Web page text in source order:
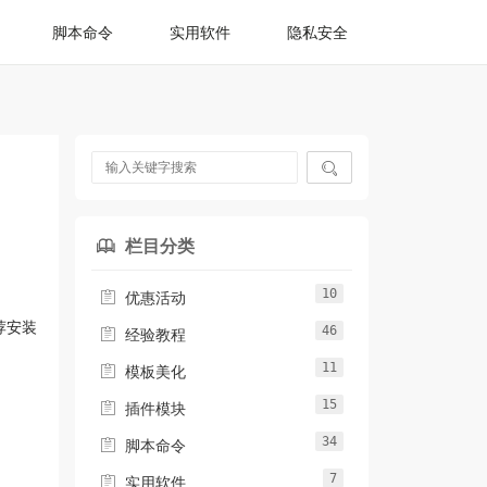
脚本命令 实用软件 隐私安全
安装

 栏目分类
 优惠活动 10
 经验教程 46
 模板美化 11
 插件模块 15
 脚本命令 34
 实用软件 7